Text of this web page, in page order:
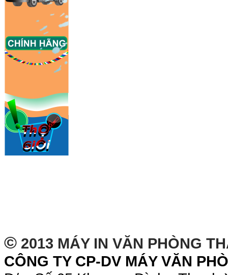
© 2013 MÁY IN VĂN PHÒNG
CÔNG TY CP-DV MÁY VĂN